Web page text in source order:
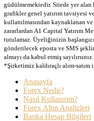
güdülmemektedir. Sitede yer
grafikler genel yatırım tavsiyesi
kullanılmasından kaynaklanan
zararlardan A1 Capital Yatırım
tutulamaz. Üyeliğinizin
gönderilecek eposta ve SMS
almayı da kabul etmiş sayılırsınız.
*Şirketimiz kaldıraçlı alım-
Anasayfa
Forex Nedir?
Nasıl Kullanırım?
Forex Altın Analizleri
Banka Hesap Bilgileri